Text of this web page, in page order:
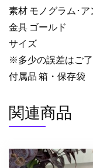
ー
ホ
ル
ダ
ー･
ミ
キ
ー
ル
ブ
素材 モノグラム･ア
金具 ゴールド
サイズ
※多少の誤差はご了
付属品 箱・保存袋
関連商品